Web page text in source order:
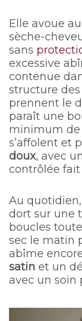
Elle avoue
sèche-
sans
excessive
contenue
structure des
prennent le
paraît une
minimum de
s’affolent et
doux, avec
contrôlée
Au
dort sur une
boucles
sec le matin
abîme
satin et un
avec un soin